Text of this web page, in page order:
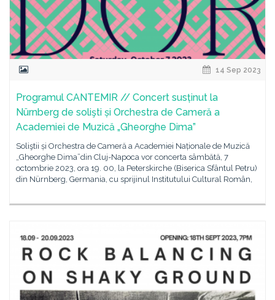
14 Sep 2023
Programul CANTEMIR // Concert susținut la
Nürnberg de solişti și Orchestra de Cameră a
Academiei de Muzică „Gheorghe Dima”
Soliştii și Orchestra de Cameră a Academiei Naționale de Muzică
„Gheorghe Dima”din Cluj-Napoca vor concerta sâmbătă, 7
octombrie 2023, ora 19. 00, la Peterskirche (Biserica Sfântul Petru)
din Nürnberg, Germania, cu sprijinul Institutului Cultural Român,